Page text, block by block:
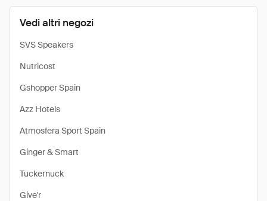
Vedi altri negozi
SVS Speakers
Nutricost
Gshopper Spain
Azz Hotels
Atmosfera Sport Spain
Ginger & Smart
Tuckernuck
Give'r